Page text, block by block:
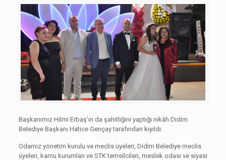
Başkanımız Hilmi Erbaş’ın da şahitliğini yaptığı nikâh Didim
Belediye Başkanı Hatice Gençay tarafından kıyıldı.
Odamız yönetim kurulu ve meclis üyeleri, Didim Belediye meclis
üyeleri, kamu kurumları ve STK temsilcileri, meslek odası ve siyasi